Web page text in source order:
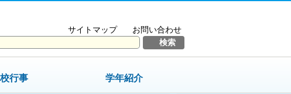
サイトマップ お問い合わせ
行事 学年紹介